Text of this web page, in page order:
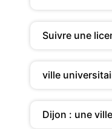
Suivre une
ville
Dijon : une